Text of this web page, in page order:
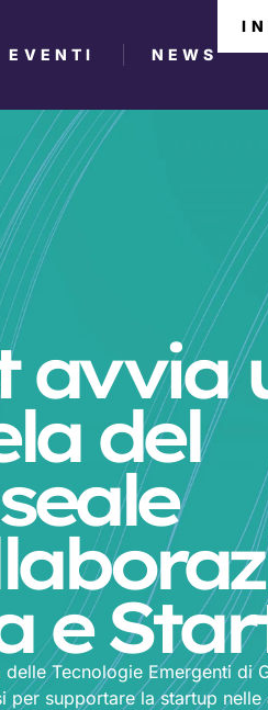
EVENTI NEWS
avvia
del
e
Tecnologie Emergenti di
per supportare la startup